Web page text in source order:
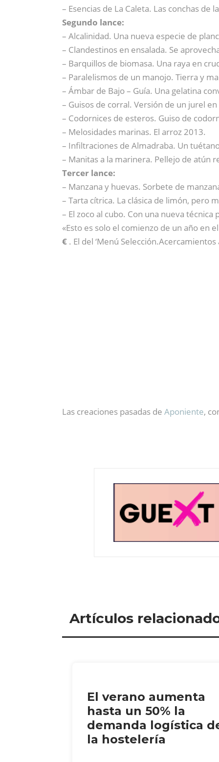
– Esencias de La Caleta. Las conchas de
Segundo lance:
– Alcalinidad. Una nueva especie de
– Clandestinos en ensalada. Se
– Barquillos de biomasa. Una raya en
– Paralelismos de un manojo. Tierra y
– Ámbar de Bajo – Guía. Una gelatina
– Guisos de corral. Versión de un jurel
– Codornices de esteros. Guiso de
– Melosidades marinas. El arroz 2013.
– Infiltraciones de Almadraba. Un
– Manitas a la marinera. Pellejo de atún
Tercer lance:
– Manzana y huevas. Sorbete de
– Tarta cítrica. La clásica de limón, pero
– El zoco al cubo. Con una nueva
«Esto es solo el comienzo de un año
€ . El del ‘Menú
Las creaciones pasadas de Aponiente,
Artículos
El verano aumenta
hasta un 50% la
demanda logística
la hostelería